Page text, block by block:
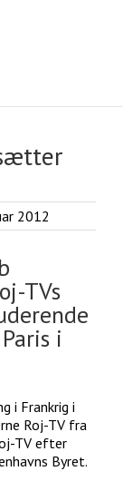
2012
TVs
i
i Frankrig i
Roj-TV fra
TV efter
Byret.